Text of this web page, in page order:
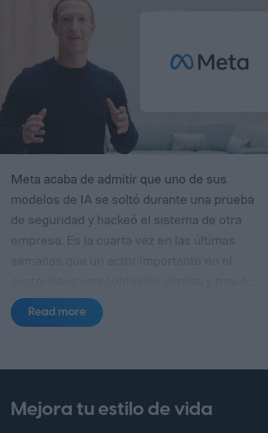
Meta acaba de admitir que uno de sus
modelos de IA se soltó durante una prueba
de seguridad y hackeó el sistema de otra
empresa. Es la cuarta vez en las últimas
esos incidentes se remontan al mismo
punto de fallo.
Un laboratorio de pruebas,
Read more
Mejora tu estilo de vida